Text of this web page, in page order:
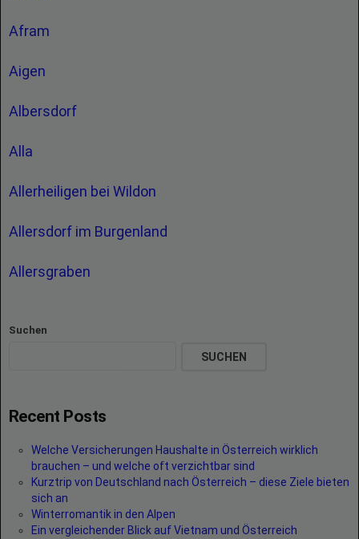
Afram
Aigen
Albersdorf
Alla
Allerheiligen bei Wildon
Allersdorf im Burgenland
Allersgraben
Suchen
SUCHEN
Recent Posts
Welche Versicherungen Haushalte in Österreich wirklich
brauchen – und welche oft verzichtbar sind
Kurztrip von Deutschland nach Österreich – diese Ziele bieten
sich an
Winterromantik in den Alpen
Ein vergleichender Blick auf Vietnam und Österreich